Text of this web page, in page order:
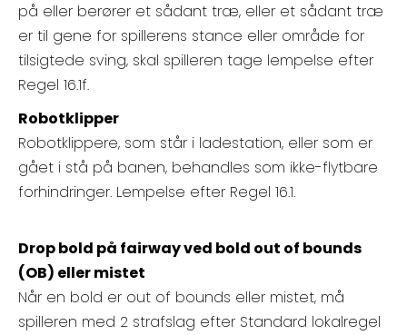
på eller berører et sådant træ, eller et sådant træ
er til gene for spillerens stance eller område for
tilsigtede sving, skal spilleren tage lempelse efter
Regel 16.1f.
Robotklipper
Robotklippere, som står i ladestation, eller som er
gået i stå på banen, behandles som ikke-flytbare
forhindringer. Lempelse efter Regel 16.1.
Drop bold på fairway ved bold out of bounds
(OB) eller mistet
Når en bold er out of bounds eller mistet, må
spilleren med 2 strafslag efter Standard lokalregel